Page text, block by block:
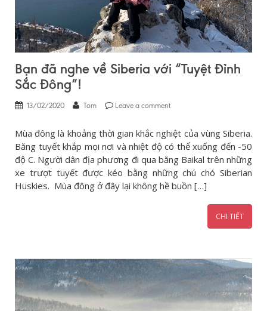
Bạn đã nghe về Siberia với “Tuyệt Đỉnh
Sắc Đông”!
13/02/2020 Tom Leave a comment
Mùa đông là khoảng thời gian khắc nghiệt của vùng Siberia.
Băng tuyết khắp mọi nơi và nhiệt độ có thể xuống đến -50
độ C. Người dân địa phương đi qua băng Baikal trên những
xe trượt tuyết được kéo bằng những chú chó Siberian
Huskies. Mùa đông ở đây lại không hề buồn […]
CHI TIẾT